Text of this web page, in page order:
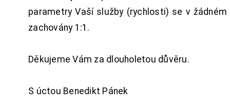
parametry Vaší služby (rychlosti) se v
zachovány 1:1.
Děkujeme Vám za dlouholetou důvěru.
S úctou Benedikt Pánek